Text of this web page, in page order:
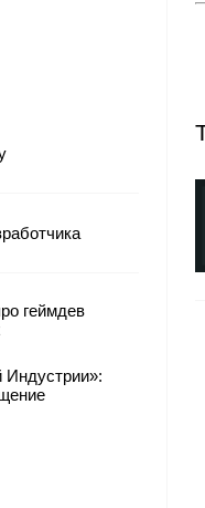
геймдев
Индустрии»: